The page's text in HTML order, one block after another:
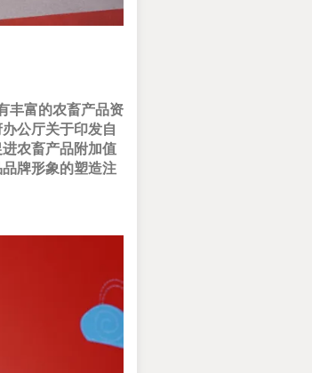
丰富的农畜产品资
公厅关于印发自
农畜产品附加值
牌形象的塑造注